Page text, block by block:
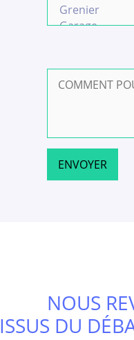
NOUS
ISSUS DU